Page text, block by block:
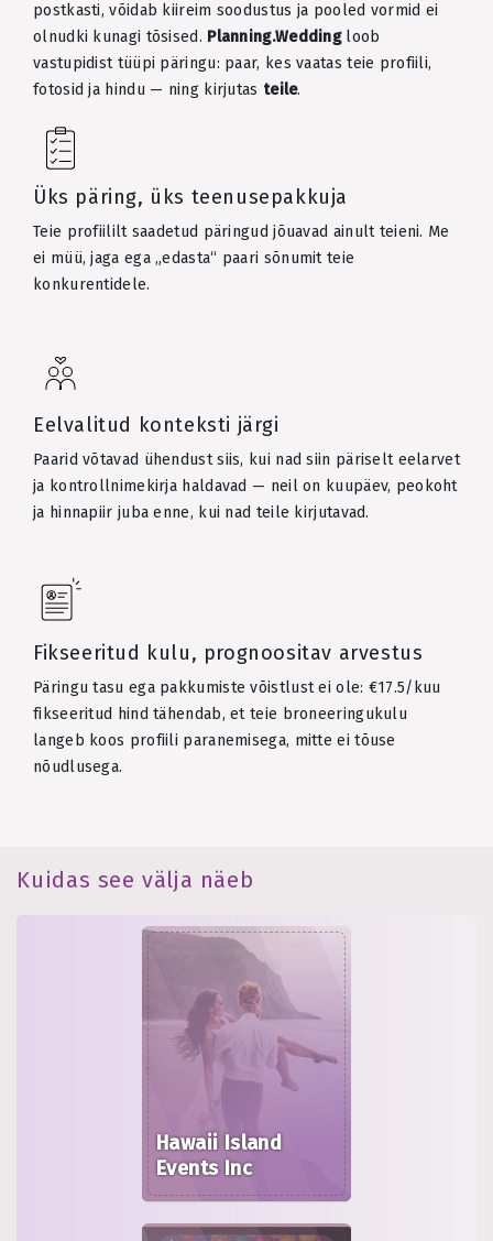
postkasti, võidab kiireim soodustus ja pooled vormid ei
olnudki kunagi tõsised. Planning.Weddingloob
vastupidist tüüpi päringu: paar, kes vaatas teie profiili,
fotosid ja hindu — ning kirjutas teile.
Üks päring, üks teenusepakkuja
Teie profiililt saadetud päringud jõuavad ainult teieni. Me
ei müü, jaga ega „edasta“ paari sõnumit teie
konkurentidele.
Eelvalitud konteksti järgi
Paarid võtavad ühendust siis, kui nad siin päriselt eelarvet
ja kontrollnimekirja haldavad — neil on kuupäev, peokoht
ja hinnapiir juba enne, kui nad teile kirjutavad.
Fikseeritud kulu, prognoositav arvestus
Päringu tasu ega pakkumiste võistlust ei ole: €17.5/kuu
fikseeritud hind tähendab, et teie broneeringukulu
langeb koos profiili paranemisega, mitte ei tõuse
nõudlusega.
Kuidas see välja näeb
Hawaii Island
Events Inc